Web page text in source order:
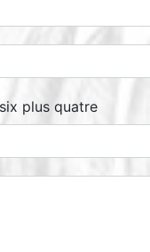
plus quatre